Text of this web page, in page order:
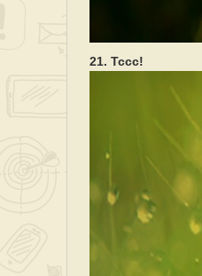
21. Тссс!